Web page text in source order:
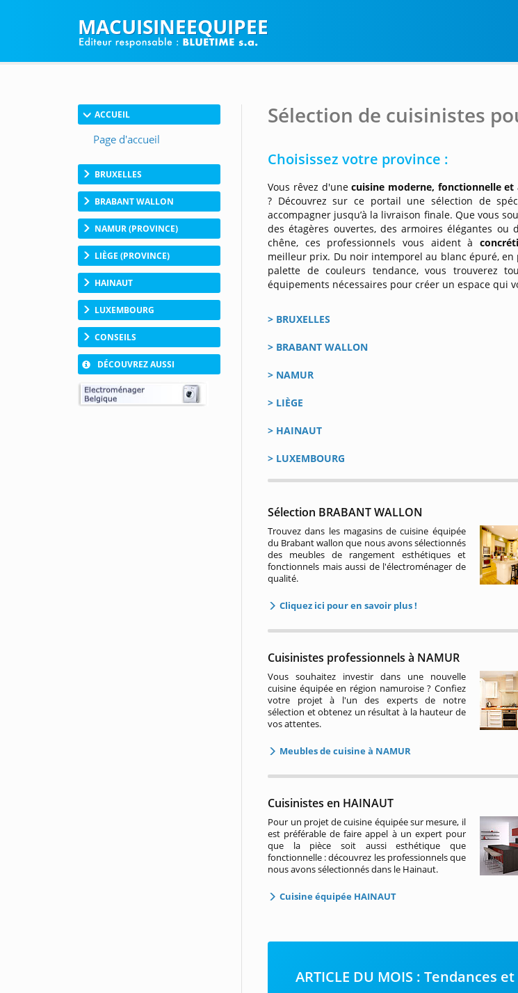
MACUISINEEQUIPEE
ACCUEIL
BRUXELLES
BRABANT WALLON
NAMUR (PROVINCE)
LIÈGE (PROVINCE)
HAINAUT
LUXEMBOURG
CONSEILS
DÉCOUVREZ AUSSI
Sélection de cuisinistes
Choisissez votre province :
Vous rêvez d'unecuisine moderne, fonctionnelle
? Découvrez sur ce portail une sélection de
accompagner jusqu’à la livraison finale. Que vous
des étagères ouvertes, des armoires élégantes ou
chêne, ces professionnels vous aident à
meilleur prix. Du noir intemporel au blanc épuré, en
palette de couleurs tendance, vous trouverez
équipements nécessaires pour créer un espace qui
> BRUXELLES
> BRABANT WALLON
> NAMUR
> LIÈGE
> HAINAUT
> LUXEMBOURG
Sélection BRABANT WALLON
Trouvez dans les magasins de cuisine équipée
du Brabant wallon que nous avons sélectionnés
des meubles de rangement esthétiques et
fonctionnels mais aussi de l'électroménager de
qualité.
Cliquez ici pour en savoir plus !
Cuisinistes professionnels à NAMUR
Vous souhaitez investir dans une nouvelle
cuisine équipée en région namuroise ? Confiez
votre projet à l'un des experts de notre
sélection et obtenez un résultat à la hauteur de
vos attentes.
Meubles de cuisine à NAMUR
Cuisinistes en HAINAUT
Pour un projet de cuisine équipée sur mesure, il
est préférable de faire appel à un expert pour
que la pièce soit aussi esthétique que
fonctionnelle : découvrez les professionnels que
nous avons sélectionnés dans le Hainaut.
Cuisine équipée HAINAUT
ARTICLE DU MOIS :